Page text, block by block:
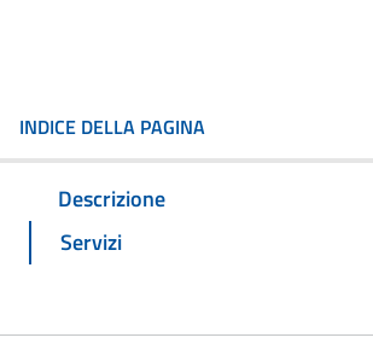
INDICE DELLA PAGINA
Descrizione
Servizi